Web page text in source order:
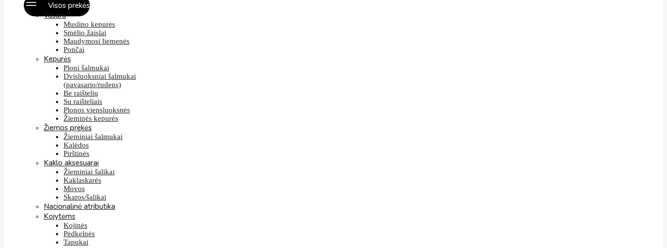
Visos prekės
Vasara
Muslino kepurės
Smėlio žaislai
Maudymosi liemenės
Pončai
Kepurės
Ploni šalmukai
Dvisluoksniai šalmukai
(pavasario/rudens)
Be raištelių
Su raišteliais
Plonos viensluoksnės
Žieminės kepurės
Žiemos prekės
Žieminiai šalmukai
Kalėdos
Pirštinės
Kaklo aksesuarai
Žieminiai šalikai
Kaklaskarės
Movos
Skaros/šalikai
Nacionalinė atributika
Kojytėms
Kojinės
Pėdkelnės
Tapukai